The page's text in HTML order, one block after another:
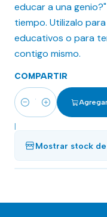
educar a una
tiempo. Utilizalo
educativos o para
contigo mismo.
COMPARTIR
Cantidad
|
Mostrar stock